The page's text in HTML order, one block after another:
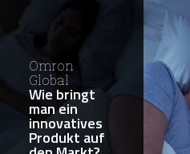
Omron
Global
Wie bringt
man ein
innovatives
Produkt auf